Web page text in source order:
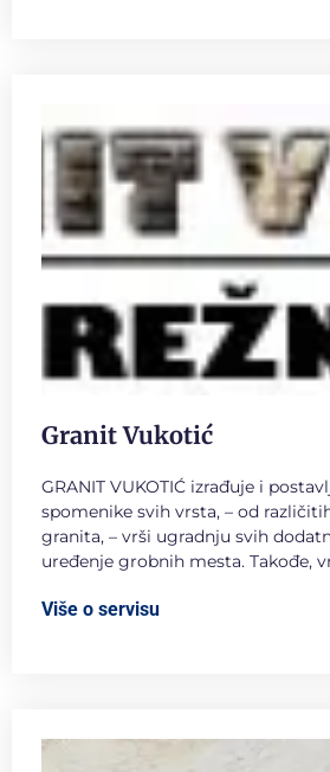
Granit Vukotić
GRANIT VUKOTIĆ izrađuje i
spomenike svih vrsta, – od
granita, – vrši ugradnju svih
uređenje grobnih mesta. Takođe,
Više o servisu